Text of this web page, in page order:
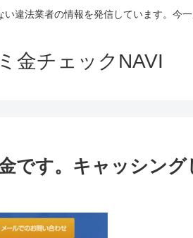
違法業者の情報を発信しています。今
金チェックNAVI
です。キャッシング